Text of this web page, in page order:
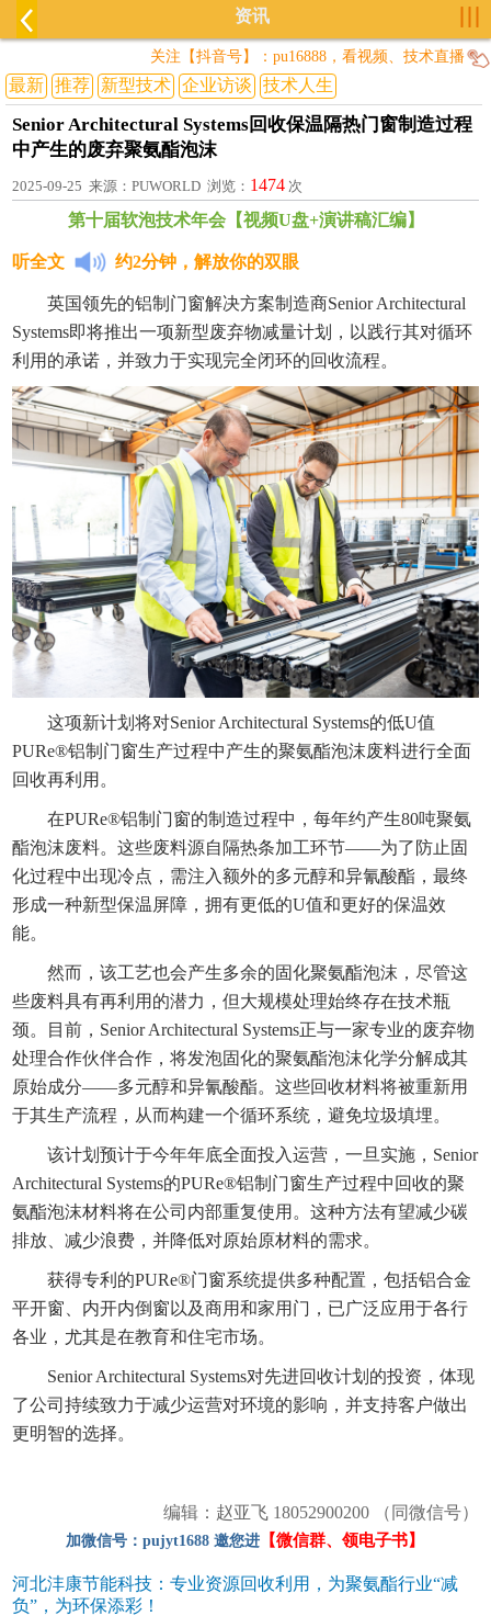
资讯
关注【抖音号】：pu16888，看视频、技术直播
最新 推荐 新型技术 企业访谈 技术人生
Senior Architectural Systems回收保温隔热门窗制造过程
中产生的废弃聚氨酯泡沫
2025-09-25 来源：PUWORLD 浏览： 1474 次
第十届软泡技术年会【视频U盘+演讲稿汇编】
听全文 约2分钟，解放你的双眼
英国领先的铝制门窗解决方案制造商Senior Architectural
Systems即将推出一项新型废弃物减量计划，以践行其对循环
利用的承诺，并致力于实现完全闭环的回收流程。
这项新计划将对Senior Architectural Systems的低U值
PURe®铝制门窗生产过程中产生的聚氨酯泡沫废料进行全面
回收再利用。
在PURe®铝制门窗的制造过程中，每年约产生80吨聚氨
酯泡沫废料。这些废料源自隔热条加工环节——为了防止固
化过程中出现冷点，需注入额外的多元醇和异氰酸酯，最终
形成一种新型保温屏障，拥有更低的U值和更好的保温效
能。
然而，该工艺也会产生多余的固化聚氨酯泡沫，尽管这
些废料具有再利用的潜力，但大规模处理始终存在技术瓶
颈。目前，Senior Architectural Systems正与一家专业的废弃物
处理合作伙伴合作，将发泡固化的聚氨酯泡沫化学分解成其
原始成分——多元醇和异氰酸酯。这些回收材料将被重新用
于其生产流程，从而构建一个循环系统，避免垃圾填埋。
该计划预计于今年年底全面投入运营，一旦实施，Senior
Architectural Systems的PURe®铝制门窗生产过程中回收的聚
氨酯泡沫材料将在公司内部重复使用。这种方法有望减少碳
排放、减少浪费，并降低对原始原材料的需求。
获得专利的PURe®门窗系统提供多种配置，包括铝合金
平开窗、内开内倒窗以及商用和家用门，已广泛应用于各行
各业，尤其是在教育和住宅市场。
Senior Architectural Systems对先进回收计划的投资，体现
了公司持续致力于减少运营对环境的影响，并支持客户做出
更明智的选择。
编辑：赵亚飞 18052900200 （同微信号）
加微信号：pujyt1688 邀您进 【微信群、领电子书】
河北沣康节能科技：专业资源回收利用，为聚氨酯行业“减
负”，为环保添彩！